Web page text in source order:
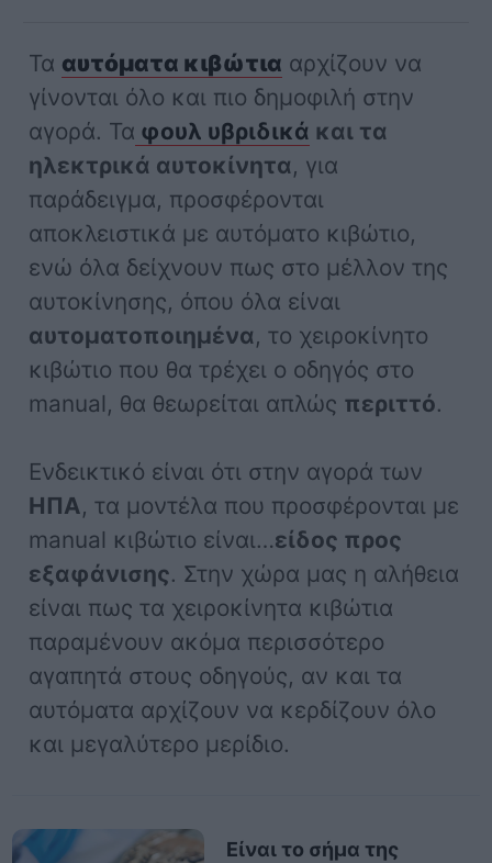
Τα αυτόματα κιβώτια αρχίζουν να
γίνονται όλο και πιο δημοφιλή στην
αγορά. Τα φουλ υβριδικά και τα
ηλεκτρικά αυτοκίνητα, για
παράδειγμα, προσφέρονται
αποκλειστικά με αυτόματο κιβώτιο,
ενώ όλα δείχνουν πως στο μέλλον της
αυτοκίνησης, όπου όλα είναι
αυτοματοποιημένα, το χειροκίνητο
κιβώτιο που θα τρέχει ο οδηγός στο
manual, θα θεωρείται απλώς περιττό.
Ενδεικτικό είναι ότι στην αγορά των
ΗΠΑ, τα μοντέλα που προσφέρονται με
manual κιβώτιο είναι…είδος προς
εξαφάνισης. Στην χώρα μας η αλήθεια
είναι πως τα χειροκίνητα κιβώτια
παραμένουν ακόμα περισσότερο
αγαπητά στους οδηγούς, αν και τα
αυτόματα αρχίζουν να κερδίζουν όλο
και μεγαλύτερο μερίδιο.
Είναι το σήμα της